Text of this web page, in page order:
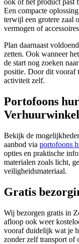
ook of het product past
Een compacte
terwijl een grotere zaal
vermogen of
Plan daarnaast
zetten. Ook wanneer
de start nog zoeken
positie. Door dit vooraf
activiteit zelf.
Portofoons
Bekijk de
aanbod via portofoons
opties en praktische
materialen zoals licht,
veiligheidsmateriaal.
Gratis
Wij bezorgen gratis in
afloop ook weer
vooraf duidelijk wat je
zonder zelf transport of